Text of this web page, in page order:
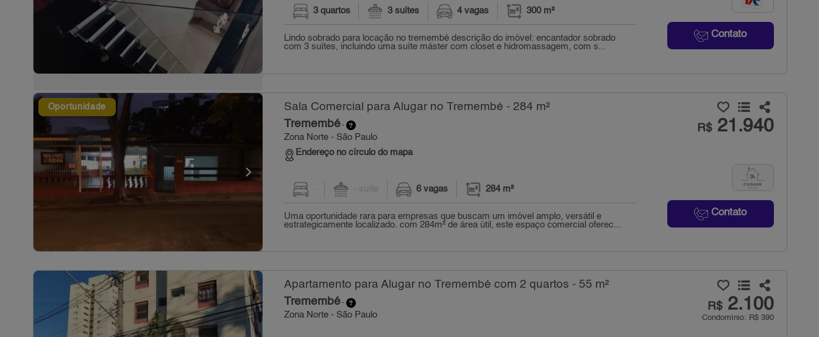
Contato
3 quartos 3 suítes 4 vagas 300 m²
Lindo sobrado para locação no tremembé descrição do imóvel: encantador sobrado
com 3 suítes, incluindo uma suíte máster com closet e hidromassagem, com s...
Oportunidade Sala Comercial para Alugar no Tremembé - 284 m²
Tremembé-
Zona Norte - São Paulo
Endereço no círculo do mapa
R$21.940
Contato
- - suíte 6 vagas 284 m²
Uma oportunidade rara para empresas que buscam um imóvel amplo, versátil e
estrategicamente localizado. com 284m² de área útil, este espaço comercial oferec...
Apartamento para Alugar no Tremembé com 2 quartos - 55 m²
Tremembé-
Zona Norte - São Paulo
R$2.100
Condomínio: R$ 390